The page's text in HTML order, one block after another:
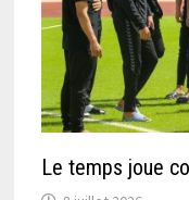
Le temps joue